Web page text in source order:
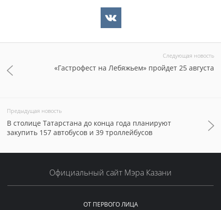
Следующая новость
«Гастрофест на Лебяжьем» пройдет 25 августа
Предыдущая новость
В столице Татарстана до конца года планируют
закупить 157 автобусов и 39 троллейбусов
Официальный сайт Мэра Казани
ОТ ПЕРВОГО ЛИЦА